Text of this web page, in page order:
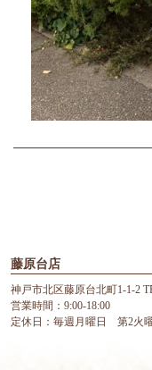
藤原台店
神戸市北区藤原台北町1-1-2
営業時間：9:00-18:00
定休日：毎週月曜日 第2火